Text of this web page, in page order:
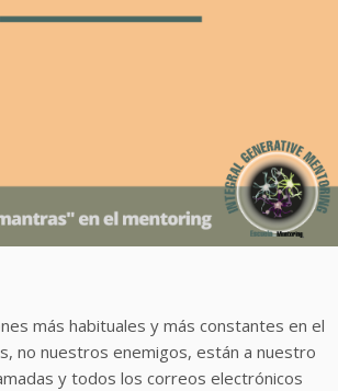
más habituales y más constantes en el
no nuestros enemigos, están a nuestro
y todos los correos electrónicos